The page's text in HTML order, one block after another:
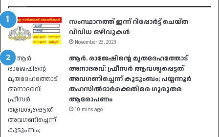
സംസ്ഥാനത്ത് ഇന്ന് റിപ്പോർട്ട് ചെയ്ത
വിവിധ ഒഴിവുകൾ
November 23, 2023
ആര്‍. രാജേഷിന്റെ മൃതദേഹത്തോട്
അനാദരവ്: ഫ്രീസര്‍ ആവശ്യപ്പെട്ടത്
അവഗണിച്ചെന്ന് കുടുംബം; പയ്യന്നൂര്‍
തഹസില്‍ദാര്‍ക്കെതിരെ ഗുരുതര
ആരോപണം
10 mins ago